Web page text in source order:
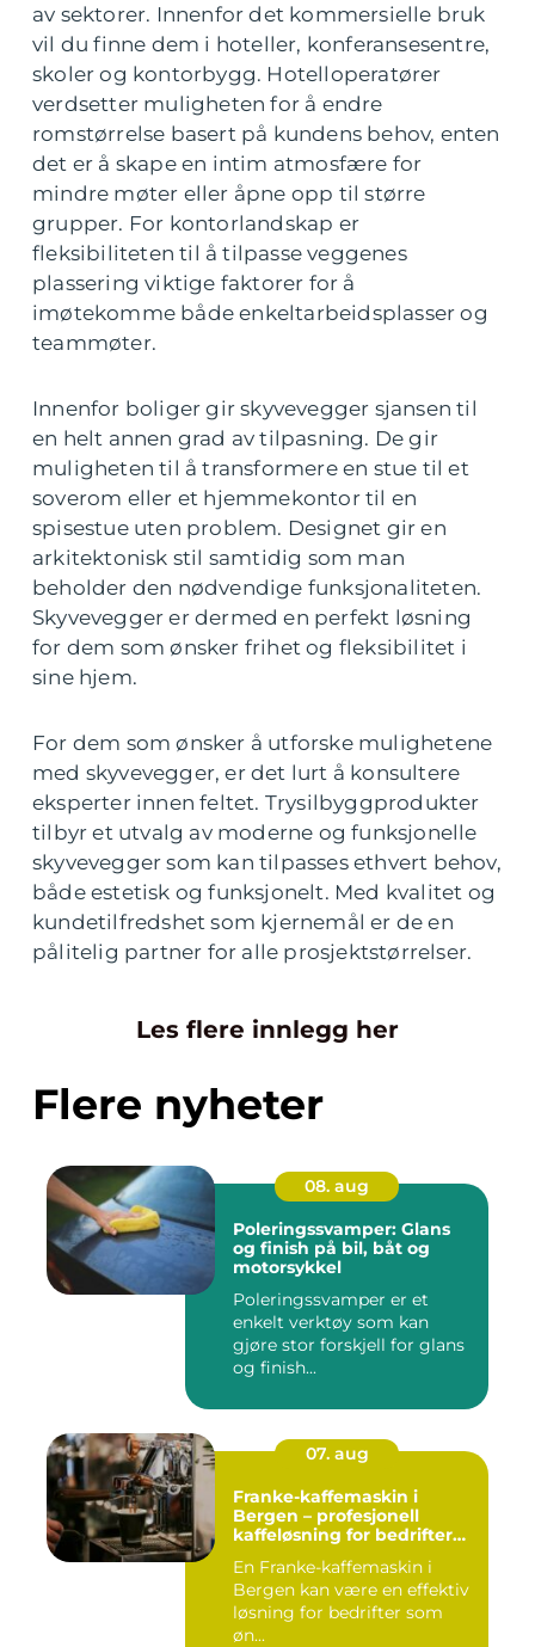
av sektorer. Innenfor det kommersielle bruk
vil du finne dem i hoteller, konferansesentre,
skoler og kontorbygg. Hotelloperatører
verdsetter muligheten for å endre
romstørrelse basert på kundens behov, enten
det er å skape en intim atmosfære for
mindre møter eller åpne opp til større
grupper. For kontorlandskap er
fleksibiliteten til å tilpasse veggenes
plassering viktige faktorer for å
imøtekomme både enkeltarbeidsplasser og
teammøter.
Innenfor boliger gir skyvevegger sjansen til
en helt annen grad av tilpasning. De gir
muligheten til å transformere en stue til et
soverom eller et hjemmekontor til en
spisestue uten problem. Designet gir en
arkitektonisk stil samtidig som man
beholder den nødvendige funksjonaliteten.
Skyvevegger er dermed en perfekt løsning
for dem som ønsker frihet og fleksibilitet i
sine hjem.
For dem som ønsker å utforske mulighetene
med skyvevegger, er det lurt å konsultere
eksperter innen feltet. Trysilbyggprodukter
tilbyr et utvalg av moderne og funksjonelle
skyvevegger som kan tilpasses ethvert behov,
både estetisk og funksjonelt. Med kvalitet og
kundetilfredshet som kjernemål er de en
pålitelig partner for alle prosjektstørrelser.
Les flere innlegg her
Flere nyheter
08. aug
Poleringssvamper: Glans
og finish på bil, båt og
motorsykkel
Poleringssvamper er et
enkelt verktøy som kan
gjøre stor forskjell for glans
og finish...
07. aug
Franke-kaffemaskin i
Bergen – profesjonell
kaffeløsning for bedrifter
En Franke-kaffemaskin i
Bergen kan være en effektiv
løsning for bedrifter som
øn...